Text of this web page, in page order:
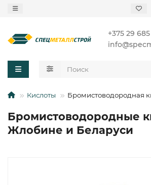
+375 29 685
Кислоты Бромистоводородная
Бромистоводородные
Жлобине и Беларуси